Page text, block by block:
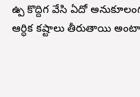
ఉప్పు కొద్దిగ వేసి ఏదో
ఆర్ధిక కష్టాలు తీరుతాయి